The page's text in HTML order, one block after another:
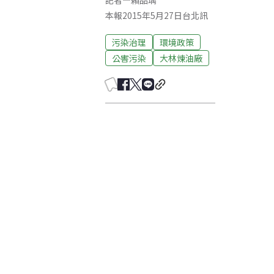
本報2015年5月27日台北訊
污染治理
環境政策
公害污染
大林煉油廠